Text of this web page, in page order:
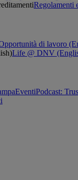
Regolamenti
di lavoro
Life @ DNV
EventiPodcast: